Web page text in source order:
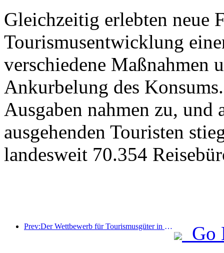
Gleichzeitig erlebten neue
Tourismusentwicklung
verschiedene Maßnahmen
Ankurbelung des
Ausgaben nahmen zu,
ausgehenden Touristen
landesweit 70.354
Prev:Der Wettbewerb für Tourismusgüter in China wurde erfolgreich in Xiangtan, Hunan, abgehalten.
Go